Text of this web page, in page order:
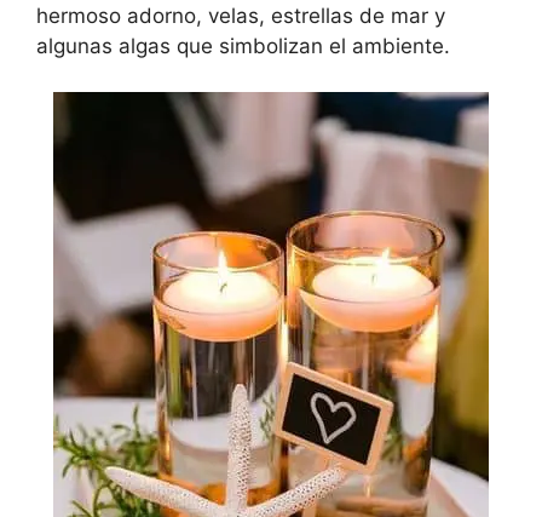
hermoso adorno, velas, estrellas de mar y
algunas algas que simbolizan el ambiente.